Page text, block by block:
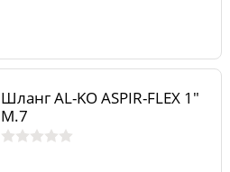
Шланг AL-KO ASPIR-FLEX 1"
M.7